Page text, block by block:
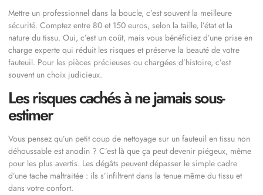
Mettre un professionnel dans la boucle, c’est souvent la meilleure
sécurité. Comptez entre 80 et 150 euros, selon la taille, l’état et la
nature du tissu. Oui, c’est un coût, mais vous bénéficiez d’une prise en
charge experte qui réduit les risques et préserve la beauté de votre
fauteuil. Pour les pièces précieuses ou chargées d’histoire, c’est
souvent un choix judicieux.
Les risques cachés à ne jamais sous-
estimer
Vous pensez qu’un petit coup de nettoyage sur un fauteuil en tissu non
déhoussable est anodin ? C’est là que ça peut devenir piégeux, même
pour les plus avertis. Les dégâts peuvent dépasser le simple cadre
d’une tache maltraitée : ils s’infiltrent dans la tenue même du tissu et
dans votre confort.